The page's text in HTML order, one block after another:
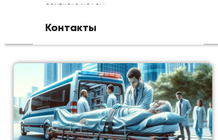
больного летом
Контакты